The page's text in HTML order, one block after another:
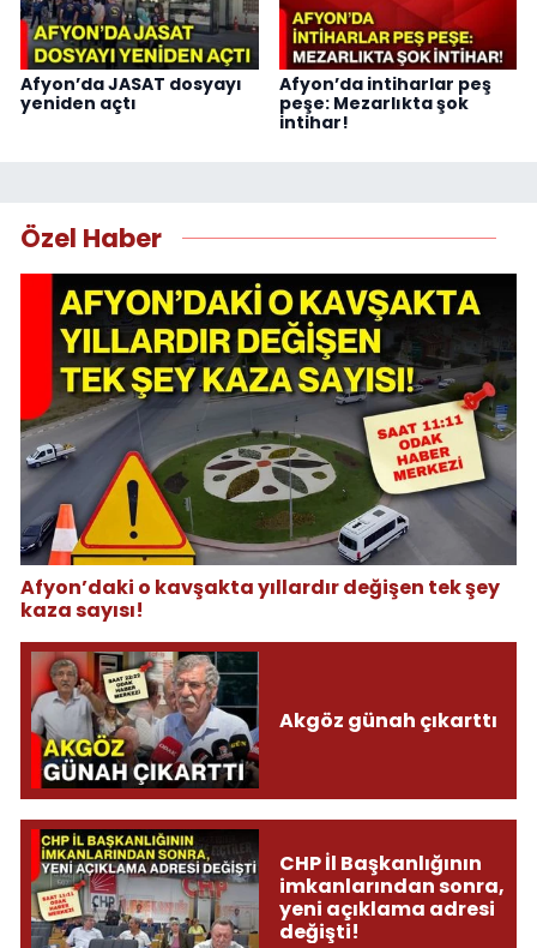
Afyon’da JASAT dosyayı
yeniden açtı
Afyon’da intiharlar peş
peşe: Mezarlıkta şok
intihar!
Özel Haber
Afyon’daki o kavşakta yıllardır değişen tek şey
kaza sayısı!
Akgöz günah çıkarttı
CHP İl Başkanlığının
imkanlarından sonra,
yeni açıklama adresi
değişti!